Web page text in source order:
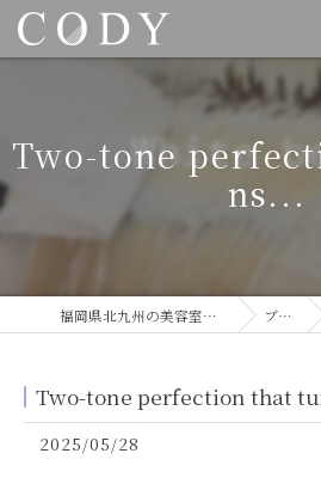
Two-tone
ns...
福岡県北九州の美容室ならCODY ブログ
Two-tone perfection that
2025/05/28